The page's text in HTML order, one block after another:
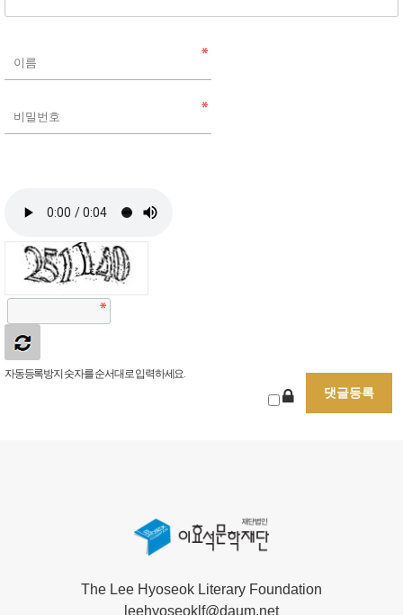
자동등록방지 숫자를 순서대로 입력하세요.
The Lee Hyoseok Literary Foundation
leehyoseoklf@daum.net